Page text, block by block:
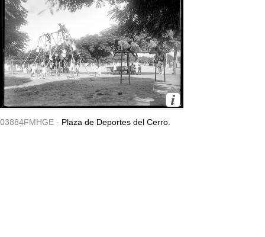
03884FMHGE - Plaza de Deportes del Cerro.